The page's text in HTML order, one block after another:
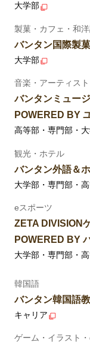
大学部
製菓・カフェ・和
バンタン国際製
大学部
音楽・アーティス
バンタンミュー
POWERED BY
高等部・専門部・
観光・ホテル
バンタン外語＆
大学部・専門部・
eスポーツ
ZETA DIVISION
POWERED BY
大学部・専門部・
韓国語
バンタン韓国語
キャリア
ゲーム・イラスト